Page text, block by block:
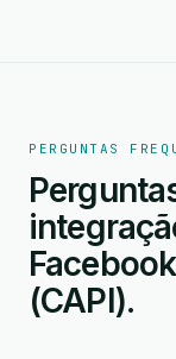
PERGUNTAS
(CAPI).